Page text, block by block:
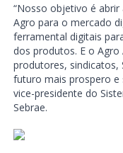
“Nosso objetivo é
Agro para o mercado
ferramental digitais
dos produtos. E o
produtores, sindicatos,
futuro mais prospero e
vice-presidente do
Sebrae.